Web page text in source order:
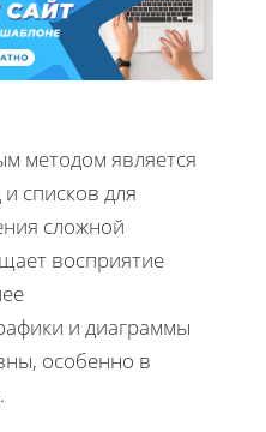
методом является
списков для
сложной
восприятие
и диаграммы
особенно в